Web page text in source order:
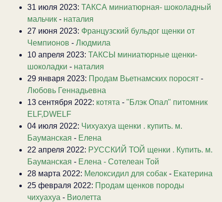
31 июля 2023: ТАКСА миниатюрная- шоколадный
мальчик - наталия
27 июня 2023: Французский бульдог щенки от
Чемпионов - Людмила
10 апреля 2023: ТАКСЫ миниатюрные щенки-
шоколадки - наталия
29 января 2023: Продам Вьетнамских поросят -
Любовь Геннадьевна
13 сентября 2022: котята - "Блэк Опал" питомник
ELF,DWELF
04 июля 2022: Чихуахуа щенки . купить. м.
Бауманская - Елена
22 апреля 2022: РУССКИЙ ТОЙ щенки . Купить. м.
Бауманская - Елена - Сотелеан Той
28 марта 2022: Мелоксидил для собак - Екатерина
25 февраля 2022: Продам щенков породы
чихуахуа - Виолетта